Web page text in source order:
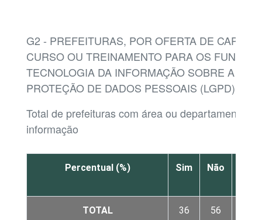
G2 - PREFEITURAS, POR OFERTA DE
CURSO OU TREINAMENTO PARA OS
TECNOLOGIA DA INFORMAÇÃO SOBRE A LEI
PROTEÇÃO DE DADOS PESSOAIS (LGPD)
Total de prefeituras com área ou departamento
informação
Percentual (%) Sim Não
TOTAL 36 56